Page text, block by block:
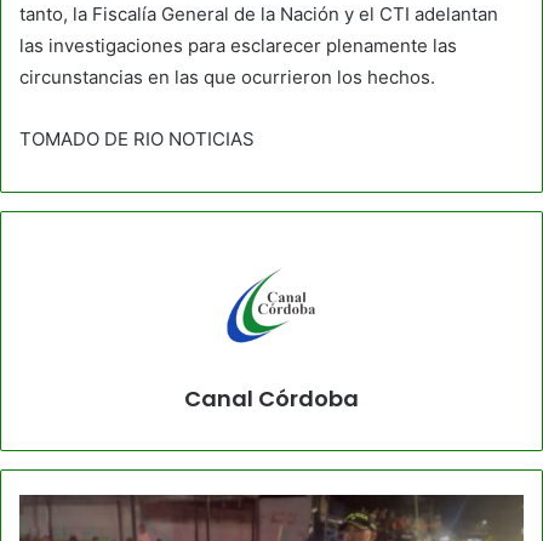
tanto, la Fiscalía General de la Nación y el CTI adelantan
las investigaciones para esclarecer plenamente las
circunstancias en las que ocurrieron los hechos.
TOMADO DE RIO NOTICIAS
Canal Córdoba